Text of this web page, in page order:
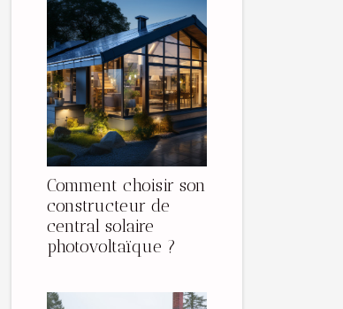
Comment choisir son
constructeur de
central solaire
photovoltaïque ?